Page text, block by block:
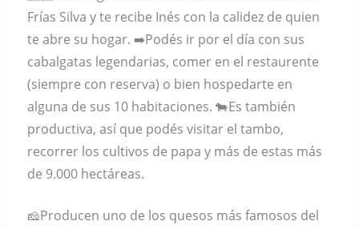
Frías Silva y te recibe Inés con la calidez de quien
te abre su hogar. ➡️Podés ir por el día con sus
cabalgatas legendarias, comer en el restaurente
(siempre con reserva) o bien hospedarte en
alguna de sus 10 habitaciones. 🐄Es también
productiva, así que podés visitar el tambo,
recorrer los cultivos de papa y más de estas más
de 9.000 hectáreas.
🧀Producen uno de los quesos más famosos del